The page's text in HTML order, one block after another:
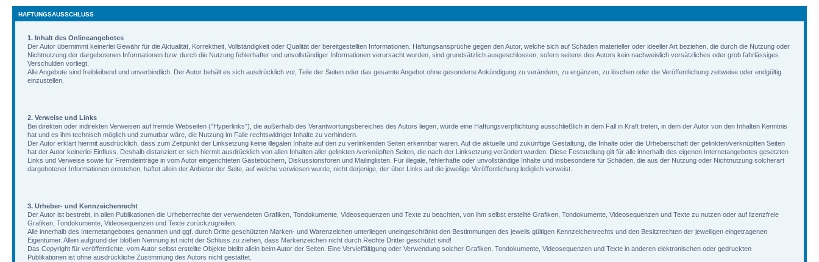
HAFTUNGSAUSSCHLUSS
1. Inhalt des Onlineangebotes
Der Autor übernimmt keinerlei Gewähr für die Aktualität, Korrektheit, Vollständigkeit oder Qualität der bereitgestellten Informationen. Haftungsansprüche gegen den Autor, welche sich auf Schäden materieller oder ideeller Art beziehen, die durch die Nutzung oder
Nichtnutzung der dargebotenen Informationen bzw. durch die Nutzung fehlerhafter und unvollständiger Informationen verursacht wurden, sind grundsätzlich ausgeschlossen, sofern seitens des Autors kein nachweislich vorsätzliches oder grob fahrlässiges
Verschulden vorliegt.
Alle Angebote sind freibleibend und unverbindlich. Der Autor behält es sich ausdrücklich vor, Teile der Seiten oder das gesamte Angebot ohne gesonderte Ankündigung zu verändern, zu ergänzen, zu löschen oder die Veröffentlichung zeitweise oder endgültig
einzustellen.
2. Verweise und Links
Bei direkten oder indirekten Verweisen auf fremde Webseiten ("Hyperlinks"), die außerhalb des Verantwortungsbereiches des Autors liegen, würde eine Haftungsverpflichtung ausschließlich in dem Fall in Kraft treten, in dem der Autor von den Inhalten Kenntnis
hat und es ihm technisch möglich und zumutbar wäre, die Nutzung im Falle rechtswidriger Inhalte zu verhindern.
Der Autor erklärt hiermit ausdrücklich, dass zum Zeitpunkt der Linksetzung keine illegalen Inhalte auf den zu verlinkenden Seiten erkennbar waren. Auf die aktuelle und zukünftige Gestaltung, die Inhalte oder die Urheberschaft der gelinkten/verknüpften Seiten
hat der Autor keinerlei Einfluss. Deshalb distanziert er sich hiermit ausdrücklich von allen Inhalten aller gelinkten /verknüpften Seiten, die nach der Linksetzung verändert wurden. Diese Feststellung gilt für alle innerhalb des eigenen Internetangebotes gesetzten
Links und Verweise sowie für Fremdeinträge in vom Autor eingerichteten Gästebüchern, Diskussionsforen und Mailinglisten. Für illegale, fehlerhafte oder unvollständige Inhalte und insbesondere für Schäden, die aus der Nutzung oder Nichtnutzung solcherart
dargebotener Informationen entstehen, haftet allein der Anbieter der Seite, auf welche verwiesen wurde, nicht derjenige, der über Links auf die jeweilige Veröffentlichung lediglich verweist.
3. Urheber- und Kennzeichenrecht
Der Autor ist bestrebt, in allen Publikationen die Urheberrechte der verwendeten Grafiken, Tondokumente, Videosequenzen und Texte zu beachten, von ihm selbst erstellte Grafiken, Tondokumente, Videosequenzen und Texte zu nutzen oder auf lizenzfreie
Grafiken, Tondokumente, Videosequenzen und Texte zurückzugreifen.
Alle innerhalb des Internetangebotes genannten und ggf. durch Dritte geschützten Marken- und Warenzeichen unterliegen uneingeschränkt den Bestimmungen des jeweils gültigen Kennzeichenrechts und den Besitzrechten der jeweiligen eingetragenen
Eigentümer. Allein aufgrund der bloßen Nennung ist nicht der Schluss zu ziehen, dass Markenzeichen nicht durch Rechte Dritter geschützt sind!
Das Copyright für veröffentlichte, vom Autor selbst erstellte Objekte bleibt allein beim Autor der Seiten. Eine Vervielfältigung oder Verwendung solcher Grafiken, Tondokumente, Videosequenzen und Texte in anderen elektronischen oder gedruckten
Publikationen ist ohne ausdrückliche Zustimmung des Autors nicht gestattet.